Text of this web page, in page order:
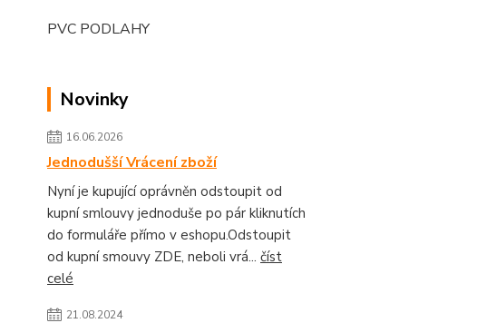
PVC PODLAHY
Novinky
16.06.2026
Jednodušší Vrácení zboží
Nyní je kupující oprávněn odstoupit od
kupní smlouvy jednoduše po pár kliknutích
do formuláře přímo v eshopu.Odstoupit
od kupní smouvy ZDE, neboli vrá... číst
celé
21.08.2024